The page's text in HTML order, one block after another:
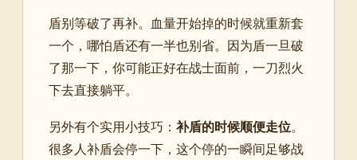
盾别等破了再补。血量开始掉的时候就重新套
一个，哪怕盾还有一半也别省。因为盾一旦破
了那一下，你可能正好在战士面前，一刀烈火
下去直接躺平。
另外有个实用小技巧： 补盾的时候顺便走位。
很多人补盾会停一下，这个停的一瞬间足够战